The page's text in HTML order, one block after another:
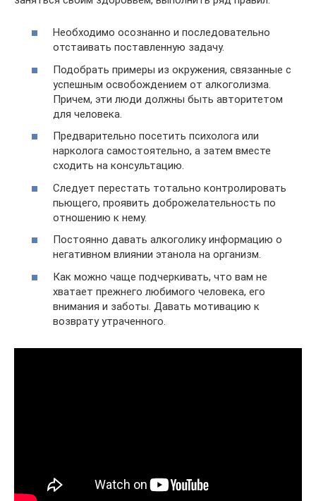
Необходимо осознанно и последовательно
отстаивать поставленную задачу.
Подобрать примеры из окружения, связанные с
успешным освобождением от алкоголизма.
Причем, эти люди должны быть авторитетом
для человека.
Предварительно посетить психолога или
нарколога самостоятельно, а затем вместе
сходить на консультацию.
Следует перестать тотально контролировать
пьющего, проявить доброжелательность по
отношению к нему.
Постоянно давать алкоголику информацию о
негативном влиянии этанола на организм.
Как можно чаще подчеркивать, что вам не
хватает прежнего любимого человека, его
внимания и заботы. Давать мотивацию к
возврату утраченного.